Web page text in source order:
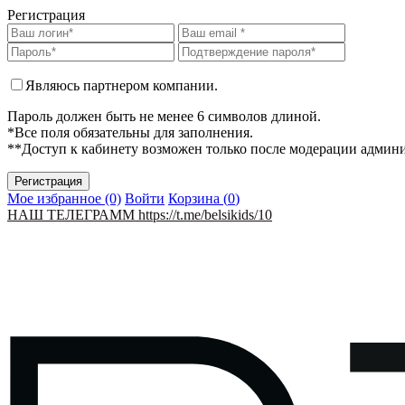
Регистрация
Являюсь партнером компании.
Пароль должен быть не менее 6 символов длиной.
*Все поля обязательны для заполнения.
**Доступ к кабинету возможен только после модерации
Мое избранное (0) Войти Корзина (0)
НАШ ТЕЛЕГРАММ https://t.me/belsikids/10